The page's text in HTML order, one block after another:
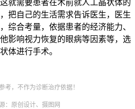
就需要患者在术前就人工晶状体的
把自己的生活需求告诉医生，医生
综合考量，依据患者的经济能力、
影响视力恢复的眼病等因素等，选
体进行手术。
考，不作为诊断治疗依据！
：原创设计、摄图网